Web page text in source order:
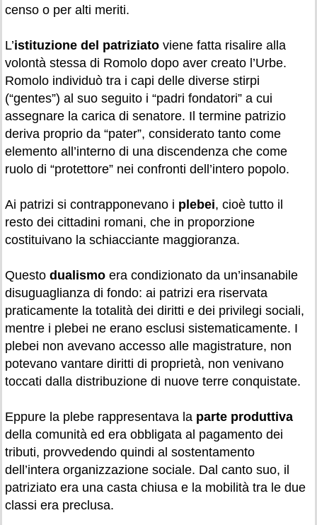
censo o per alti meriti.
L’istituzione del patriziato viene fatta risalire alla
volontà stessa di Romolo dopo aver creato l’Urbe.
Romolo individuò tra i capi delle diverse stirpi
(“gentes”) al suo seguito i “padri fondatori” a cui
assegnare la carica di senatore. Il termine patrizio
deriva proprio da “pater”, considerato tanto come
elemento all’interno di una discendenza che come
ruolo di “protettore” nei confronti dell’intero popolo.
Ai patrizi si contrapponevano i plebei, cioè tutto il
resto dei cittadini romani, che in proporzione
costituivano la schiacciante maggioranza.
Questo dualismo era condizionato da un’insanabile
disuguaglianza di fondo: ai patrizi era riservata
praticamente la totalità dei diritti e dei privilegi sociali,
mentre i plebei ne erano esclusi sistematicamente. I
plebei non avevano accesso alle magistrature, non
potevano vantare diritti di proprietà, non venivano
toccati dalla distribuzione di nuove terre conquistate.
Eppure la plebe rappresentava la parte produttiva
della comunità ed era obbligata al pagamento dei
tributi, provvedendo quindi al sostentamento
dell’intera organizzazione sociale. Dal canto suo, il
patriziato era una casta chiusa e la mobilità tra le due
classi era preclusa.